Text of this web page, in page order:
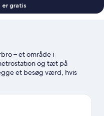
er gratis
– et område i
og tæt på
et besøg værd, hvis
stedets populære
under din